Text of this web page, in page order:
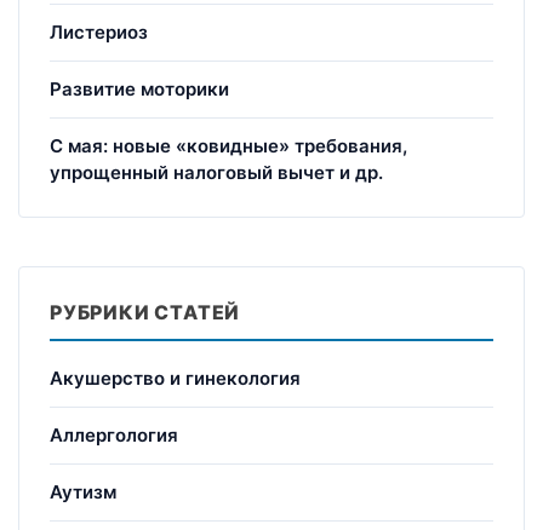
Листериоз
Развитие моторики
С мая: новые «ковидные» требования,
упрощенный налоговый вычет и др.
РУБРИКИ СТАТЕЙ
Акушерство и гинекология
Аллергология
Аутизм